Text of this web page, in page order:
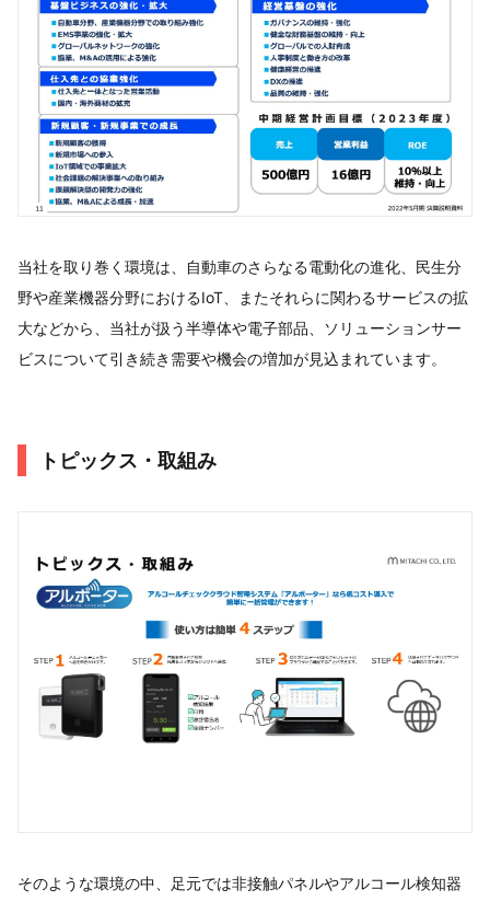
当社を取り巻く環境は、自動車のさらなる電動化の進化、民生分
野や産業機器分野におけるIoT、またそれらに関わるサービスの拡
大などから、当社が扱う半導体や電子部品、ソリューションサー
ビスについて引き続き需要や機会の増加が見込まれています。
トピックス・取組み
そのような環境の中、足元では非接触パネルやアルコール検知器